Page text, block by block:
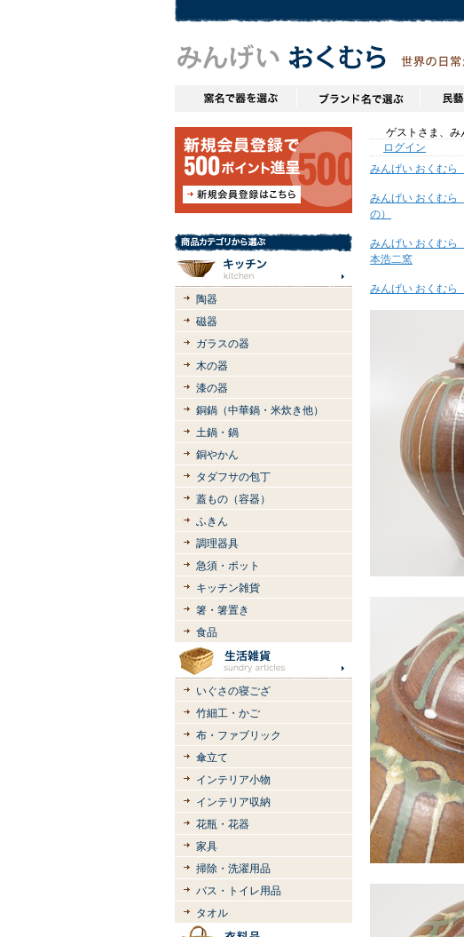
陶器
磁器
ガラスの器
木の器
漆の器
銅鍋（中華鍋・米炊き他）
土鍋・鍋
銅やかん
タダフサの包丁
蓋もの（容器）
ふきん
調理器具
急須・ポット
キッチン雑貨
箸・箸置き
食品
いぐさの寝ござ
竹細工・かご
布・ファブリック
傘立て
インテリア小物
インテリア収納
花瓶・花器
家具
掃除・洗濯用品
バス・トイレ用品
タオル
ゲストさま、み
ログイン
みんげい おくむら
みんげい おくむら
の）
みんげい おくむら
本浩二窯
みんげい おくむら